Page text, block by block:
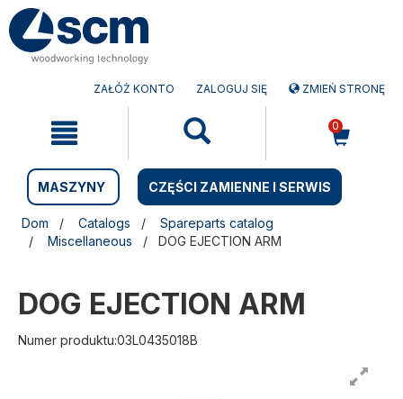
Przejdź
do
treści
Przejdź
do
menu
nawigacyjnego
ZAŁÓŻ KONTO ZALOGUJ SIĘ ZMIEŃ STRONĘ
0
MASZYNY CZĘŚCI ZAMIENNE I SERWIS
Dom Catalogs
Spareparts catalog
Miscellaneous
DOG EJECTION ARM
DOG EJECTION ARM
Numer produktu:03L0435018B